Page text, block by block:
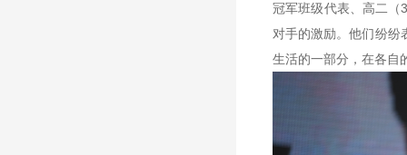
冠军班级代表、高二（
对手的激励。他们纷纷
生活的一部分，在各自